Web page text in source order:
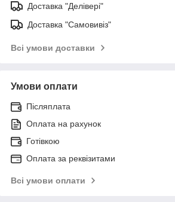
Доставка "Делівері"
Доставка "Самовивіз"
Всі умови доставки
Умови оплати
Післяплата
Оплата на рахунок
Готівкою
Оплата за реквізитами
Всі умови оплати